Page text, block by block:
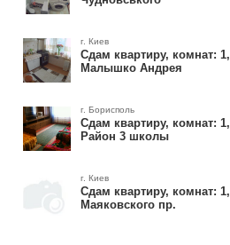
г. Киев
Сдам квартиру, комнат: 1,
Малышко Андрея
г. Борисполь
Сдам квартиру, комнат: 1,
Район 3 школы
г. Киев
Сдам квартиру, комнат: 1,
Маяковского пр.